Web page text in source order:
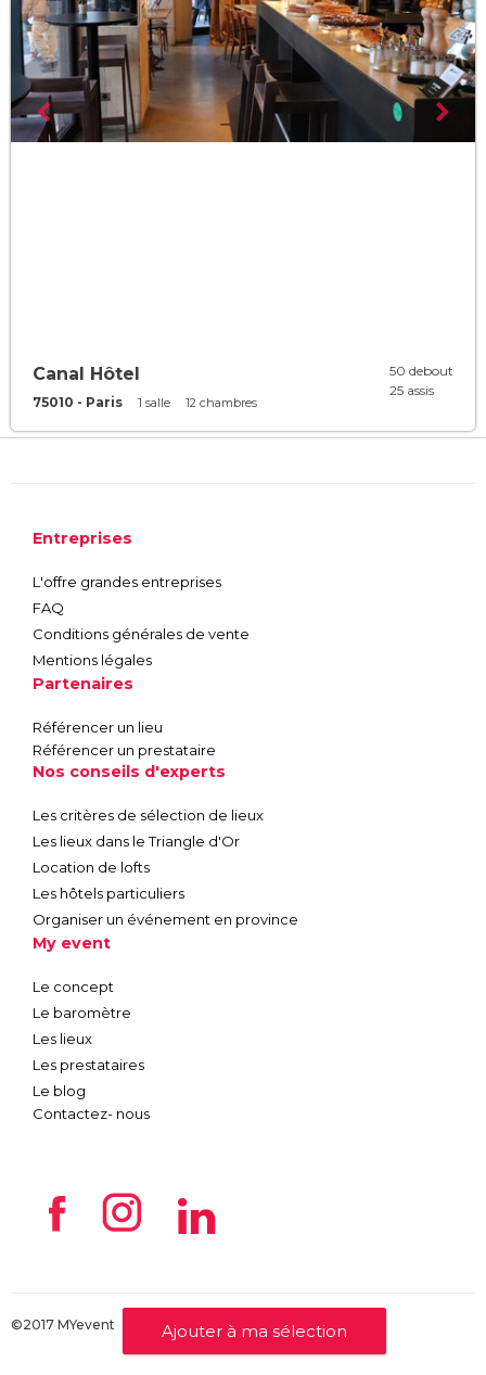
Canal Hôtel
75010 - Paris 1 salle 12 chambres
50 debout
25 assis
Entreprises
L'offre grandes entreprises
FAQ
Conditions générales de vente
Mentions légales
Partenaires
Référencer un lieu
Référencer un prestataire
Nos conseils d'experts
Les critères de sélection de lieux
Les lieux dans le Triangle d'Or
Location de lofts
Les hôtels particuliers
Organiser un événement en province
My event
Le concept
Le baromètre
Les lieux
Les prestataires
Le blog
Contactez- nous
©2017 MYevent